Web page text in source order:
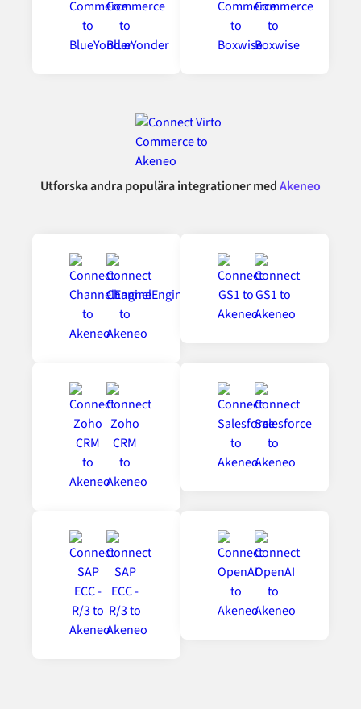
Utforska andra populära integrationer medAkeneo